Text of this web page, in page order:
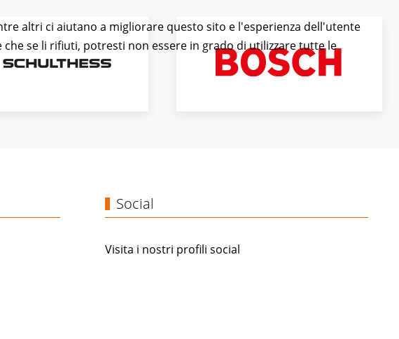
Social
Visita i nostri profili social
altri ci aiutano a migliorare questo sito e l'esperienza dell'utente
se li rifiuti, potresti non essere in grado di utilizzare tutte le